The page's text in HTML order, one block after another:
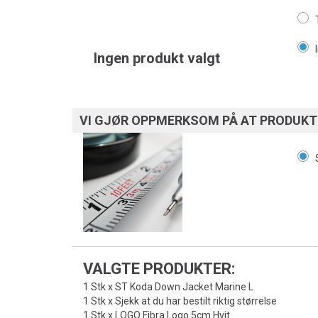
Ingen produkt valgt
VI GJØR OPPMERKSOM PÅ AT
VALGTE PRODUKTER:
1 Stk x ST Koda Down Jacket Marine L
1 Stk x Sjekk at du har bestilt riktig størrelse
1 Stk x LOGO Fibra Logo 5cm Hvit